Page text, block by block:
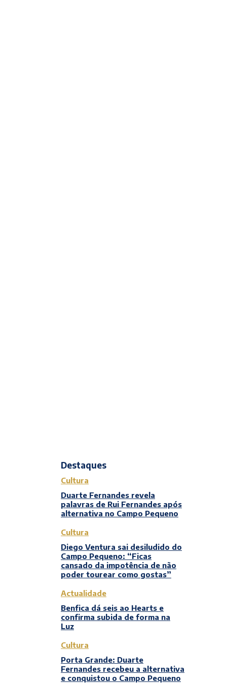
Destaques
Cultura
Duarte Fernandes revela
palavras de Rui Fernandes após
alternativa no Campo Pequeno
Cultura
Diego Ventura sai desiludido do
Campo Pequeno: “Ficas
cansado da impotência de não
poder tourear como gostas”
Actualidade
Benfica dá seis ao Hearts e
confirma subida de forma na
Luz
Cultura
Porta Grande: Duarte
Fernandes recebeu a alternativa
e conquistou o Campo Pequeno